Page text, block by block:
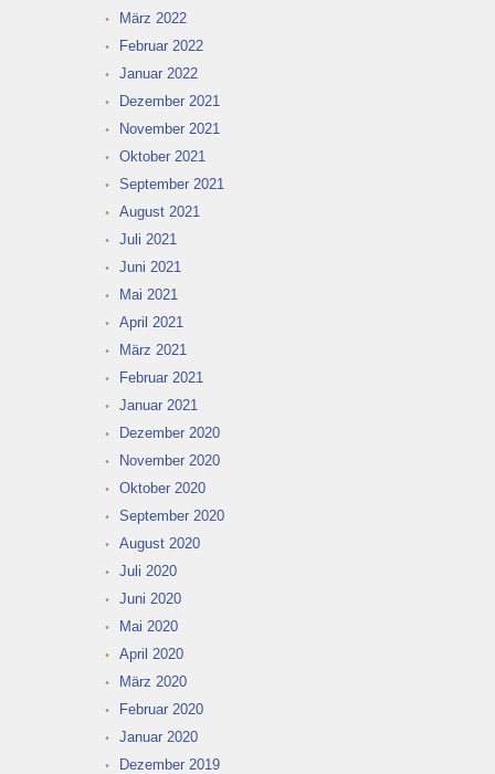
März 2022
Februar 2022
Januar 2022
Dezember 2021
November 2021
Oktober 2021
September 2021
August 2021
Juli 2021
Juni 2021
Mai 2021
April 2021
März 2021
Februar 2021
Januar 2021
Dezember 2020
November 2020
Oktober 2020
September 2020
August 2020
Juli 2020
Juni 2020
Mai 2020
April 2020
März 2020
Februar 2020
Januar 2020
Dezember 2019